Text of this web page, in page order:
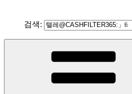
검색: